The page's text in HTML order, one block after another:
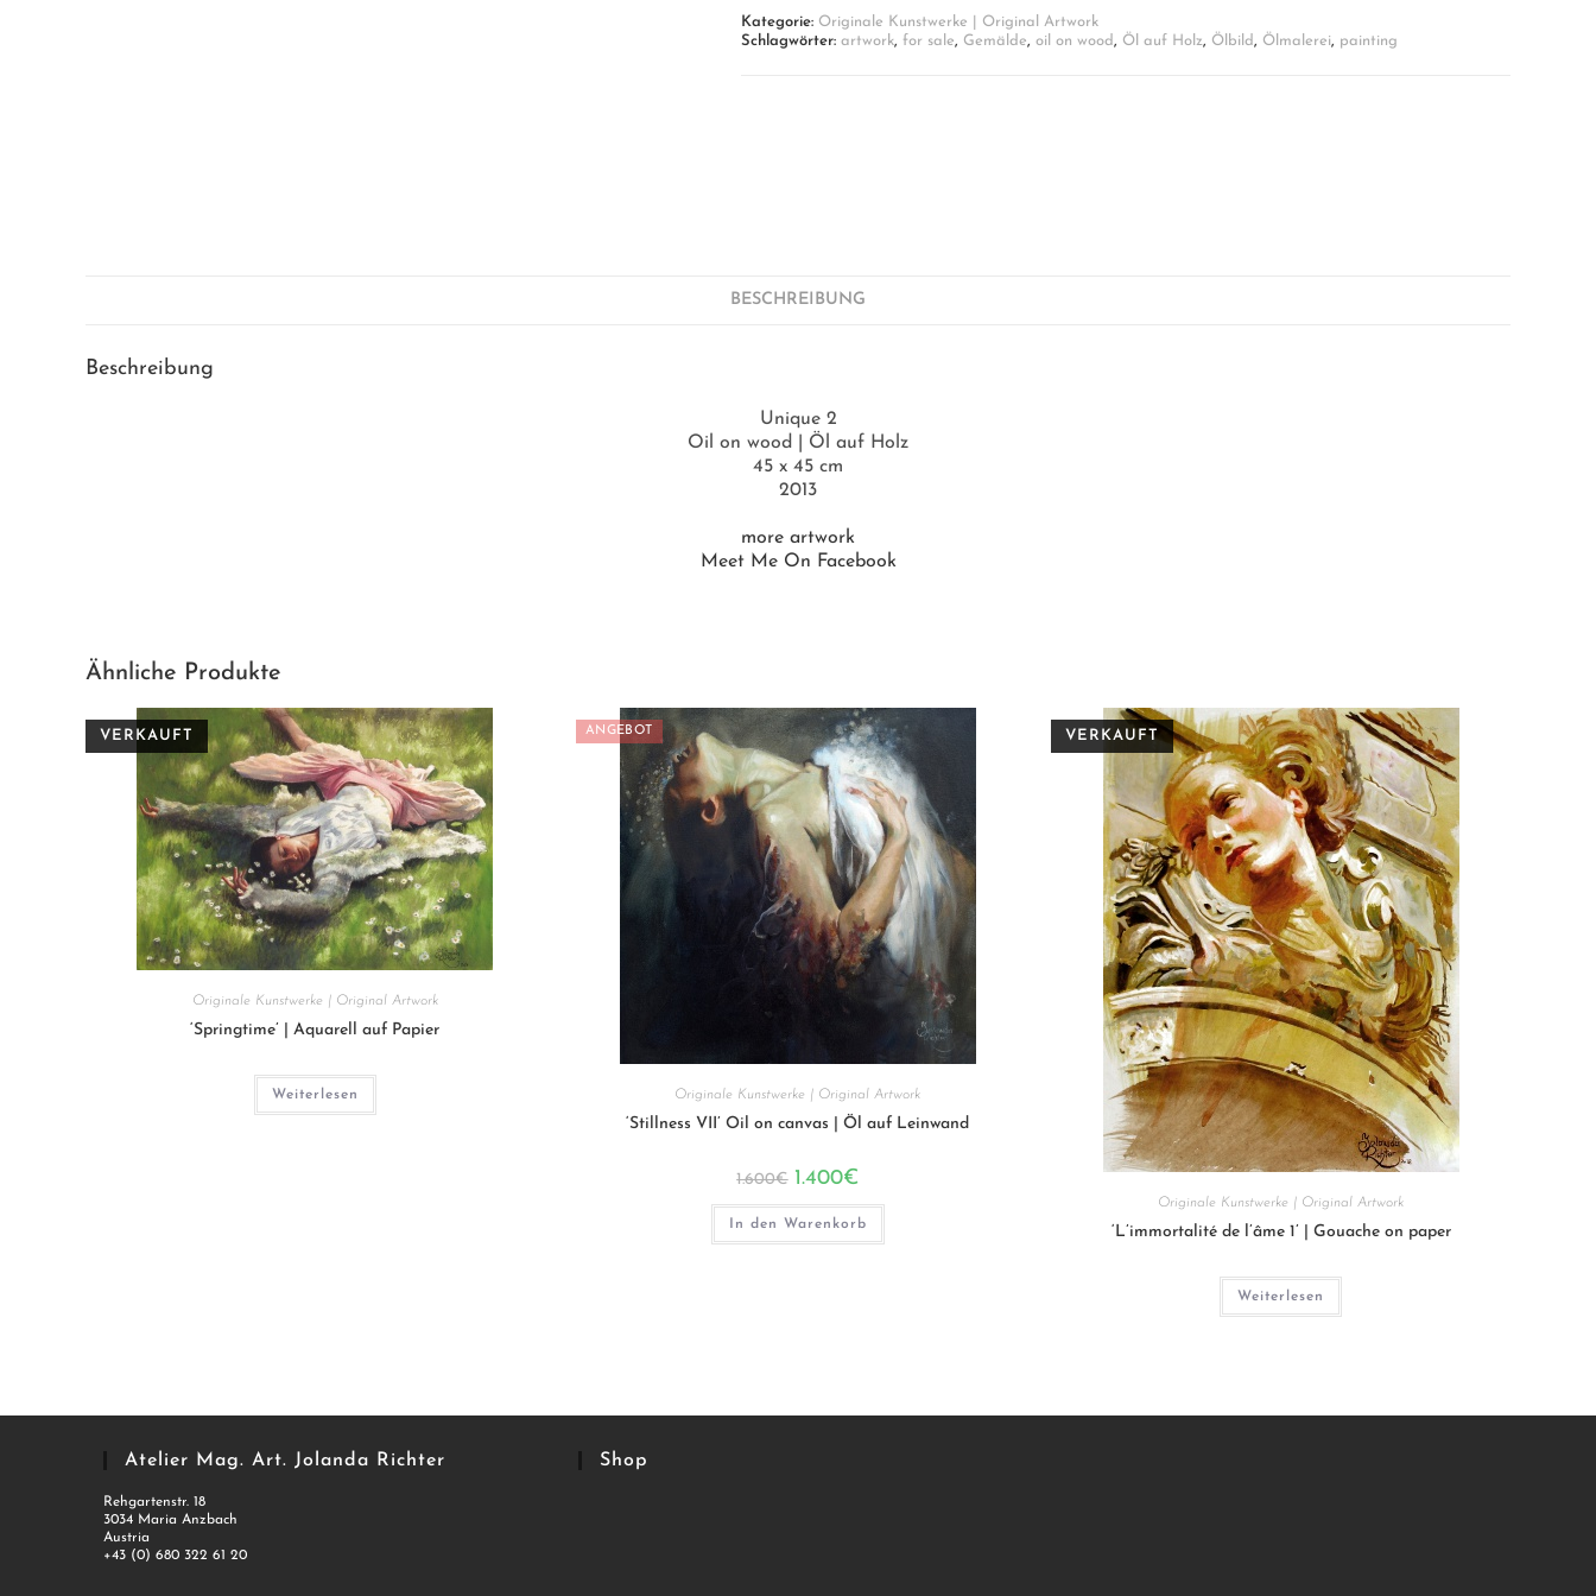
'Unique
2'
Kategorie: Originale Kunstwerke | Original Artwork
Schlagwörter: artwork, for sale, Gemälde, oil on wood, Öl auf Holz, Ölbild, Ölmalerei, painting
BESCHREIBUNG
Beschreibung
Unique 2
Oil on wood | Öl auf Holz
45 x 45 cm
2013
more artwork
Meet Me On Facebook
Ähnliche Produkte
Originale Kunstwerke | Original Artwork
‘Springtime’ | Aquarell auf Papier
Weiterlesen
ANGEBOT
Originale Kunstwerke | Original Artwork
‘Stillness VII’ Oil on canvas | Öl auf Leinwand
1.600€ Ursprünglicher
war:
1.600€
1.400€
ist:
1.400€.
In den Warenkorb
Originale Kunstwerke | Original Artwork
‘L’immortalité de l’âme 1’ | Gouache on paper
Weiterlesen
Atelier Mag. Art. Jolanda Richter
Rehgartenstr. 18
3034 Maria Anzbach
Austria
+43 (0) 680 322 61 20
Shop